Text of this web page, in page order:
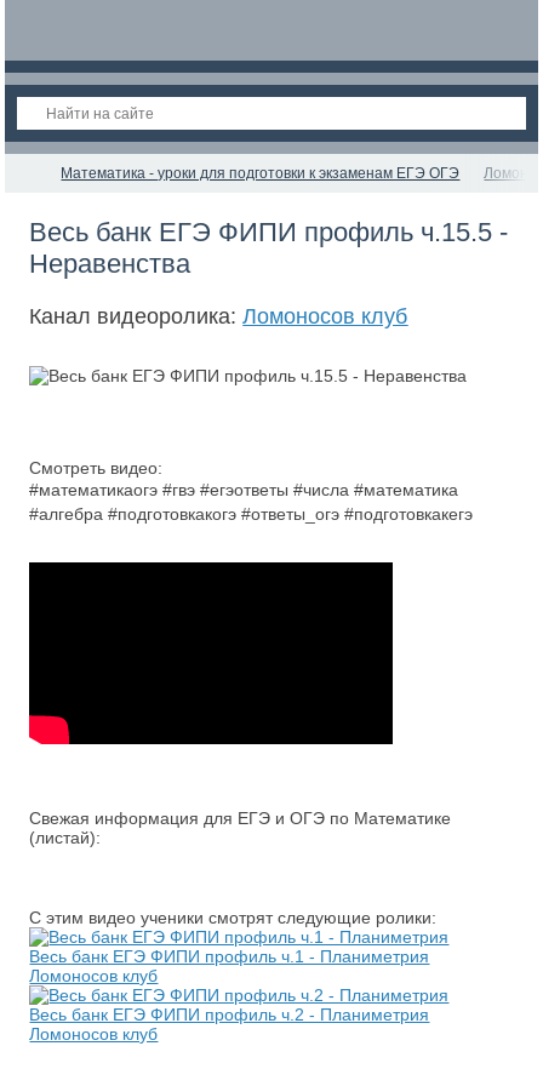
Математика - уроки для подготовки к экзаменам ЕГЭ ОГЭ
Весь банк ЕГЭ ФИПИ профиль ч.15.5 -
Неравенства
Канал видеоролика:Ломоносов клуб
Смотреть видео:
#математикаогэ #гвэ #егэответы #числа #математика
#алгебра #подготовкакогэ #ответы_огэ #подготовкакегэ
Свежая информация для ЕГЭ и ОГЭ по Математике
(листай):
С этим видео ученики смотрят следующие ролики:
Весь банк ЕГЭ ФИПИ профиль ч.1 - Планиметрия
Ломоносов клуб
Весь банк ЕГЭ ФИПИ профиль ч.2 - Планиметрия
Ломоносов клуб